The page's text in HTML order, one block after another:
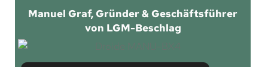
Manuel Graf, Gründer & Geschäftsführer
von LGM-Beschlag